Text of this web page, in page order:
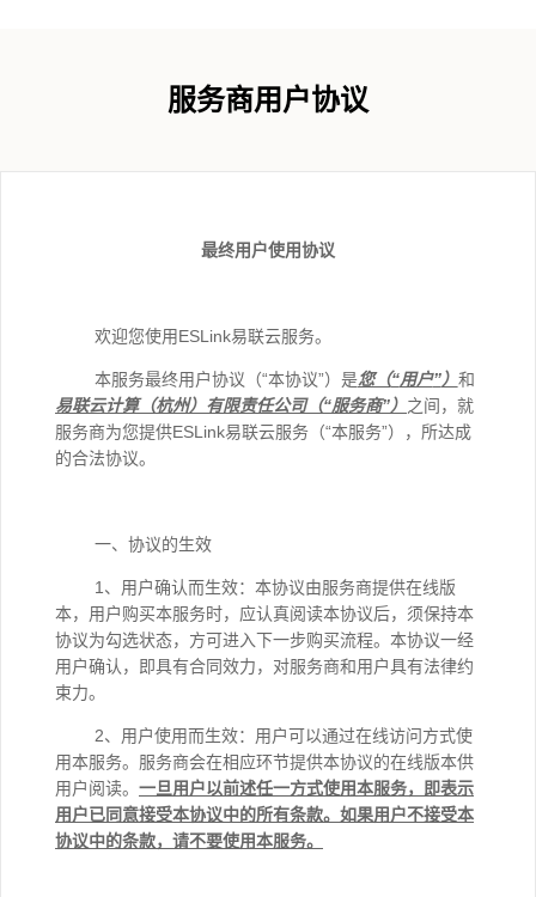
服务商用户协议
最终用户使用协议
欢迎您使用ESLink易联云服务。
本服务最终用户协议（“本协议”）是您（“用户”） 和
易联云计算（杭州）有限责任公司（“服务商”） 之间，就
服务商为您提供ESLink易联云服务（“本服务”），所达成
的合法协议。
一、协议的生效
1、用户确认而生效：本协议由服务商提供在线版
本，用户购买本服务时，应认真阅读本协议后，须保持本
协议为勾选状态，方可进入下一步购买流程。本协议一经
用户确认，即具有合同效力，对服务商和用户具有法律约
束力。
2、用户使用而生效：用户可以通过在线访问方式使
用本服务。服务商会在相应环节提供本协议的在线版本供
用户阅读。 一旦用户以前述任一方式使用本服务，即表示
用户已同意接受本协议中的所有条款。如果用户不接受本
协议中的条款，请不要使用本服务。